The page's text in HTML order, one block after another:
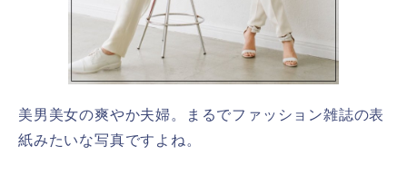
美男美女の爽やか夫婦。まるでファッション雑誌の表
紙みたいな写真ですよね。